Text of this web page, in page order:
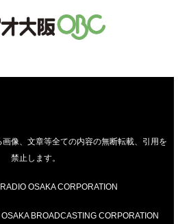
像、文章等全ての内容の無断転載、引用を
禁止します。
OSAKA CORPORATION
BROADCASTING CORPORATION